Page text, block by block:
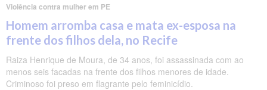
Violência contra mulher em PE
Homem arromba casa e mata ex-esposa na
frente dos filhos dela, no Recife
Raiza Henrique de Moura, de 34 anos, foi assassinada com ao
menos seis facadas na frente dos filhos menores de idade.
Criminoso foi preso em flagrante pelo feminicídio.